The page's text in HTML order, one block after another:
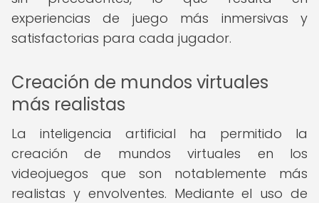
experiencias de juego más inmersivas y
satisfactorias para cada jugador.
Creación de mundos virtuales
más realistas
La inteligencia artificial ha permitido la
creación de mundos virtuales en los
videojuegos que son notablemente más
realistas y envolventes. Mediante el uso de